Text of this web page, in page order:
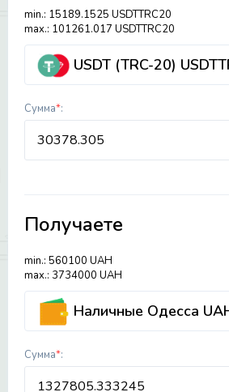
min.: 15189.1525 USDTTRC20
max.: 101261.017 USDTTRC20
USDT (TRC-20)
Сумма*:
Получаете
min.: 560100 UAH
max.: 3734000 UAH
Наличные Одесса
Сумма*: